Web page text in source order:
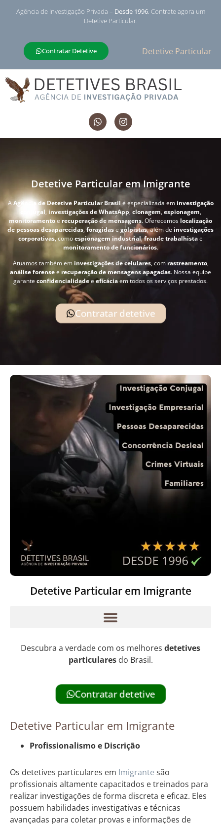
Agência de Investigação Privada – Desde 1996. Contrate agora um
Detetive Particular.
Contratar Detetive Detetive Particular
Detetive Particular em Imigrante
AAgência de Detetive Particular Brasil é especializada em investigação
conjugal, investigações de WhatsApp, clonagem,espionagem,
monitoramentoe recuperação de mensagens. Oferecemos localização
de pessoas desaparecidas, foragidase golpistas, além de investigações
corporativas, comoespionagem industrial,fraude trabalhistae
monitoramento de funcionários.
Atuamos também em investigações de celulares, com rastreamento,
análise forensee recuperação de mensagens apagadas. Nossa equipe
garante confidencialidadeeeficáciaem todos os serviços prestados.
Contratar detetive
Detetive Particular em Imigrante
Descubra a verdade com os melhores detetives
particularesdo Brasil.
Contratar detetive
Detetive Particular em Imigrante
Profissionalismo e Discrição
Os detetives particulares em Imigrante são
profissionais altamente capacitados e treinados para
realizar investigações de forma discreta e eficaz. Eles
possuem habilidades investigativas e técnicas
avançadas para coletar provas e informações de